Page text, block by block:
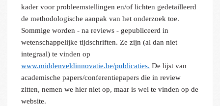
kader voor probleemstellingen en/of lichten gedetailleerd
de methodologische aanpak van het onderzoek toe.
Sommige worden - na reviews - gepubliceerd in
wetenschappelijke tijdschriften. Ze zijn (al dan niet
integraal) te vinden op
www.middenveldinnovatie.be/publicaties. De lijst van
academische papers/conferentiepapers die in review
zitten, nemen we hier niet op, maar is wel te vinden op de
website.